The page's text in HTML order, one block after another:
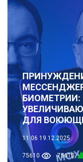
ДЛЯ
11:06 19.12.2025
75610 75610